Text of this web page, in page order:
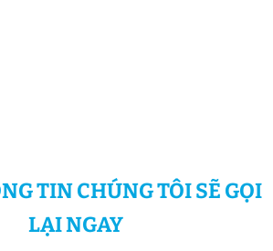
TIN CHÚNG TÔI SẼ GỌI
LẠI NGAY